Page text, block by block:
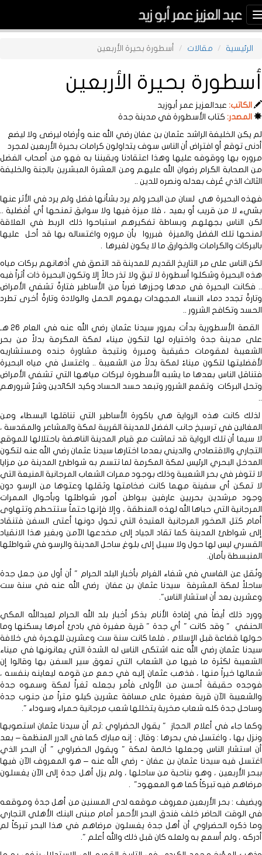
Toggle
navigation
الرئيسية مقالات أسطورة بحيرة الأربعين
أسطورة بحيرة الأربعين
الكاتب: عبدالعزيز عمر أبوزيد
المصدر: كتاب الأسطورة في مدينة جدة
لم يكن الخليفة الراشد عثمان بن عفان رضي الله عنه وأرضاه ليرضى ولا ليضع
أدنى توقع أو افتراض أن الناس سوف يتداولون كرامات بحيرة الأربعين لمجرد
مروره بها ووقوفه عليها وهذا اعتقادنا ويقيننا به فهو من أصحاب الفضل
من الصحابة الكرام رضوان الله عليهم ومن العشرة المبشرين بالجنة والخليفة
الثالث الذي عُرف بعدله ونصره للدين ..
فهذه البحيرة هي لسان من البحر ولم يرد بشأنها فضل ولم يرد في الأثر عنها
بشيء لا من قريب أو بعيد ، فلا ميزة فيها ولا سوابق تمنحها أي أفضلية ..
لكن الناس بجهلهم وبساطة تفكيرهم استباحوا ذلك الربط في العلاقة
لمنحها تلك الفضل والميزة فبرروا بأن مروره واغتساله بها قد أحل عليها
بالبركات والكرامات والخوارق ما لا يكون لغيرها .
لكن الناس على مر التاريخ القديم للمدينة قد التصق في أذهانهم بركات مياه
هذه البحيرة وشكلوا أسطورة لا تبقِ ولا تذر حالاً إلا وتكون البحيرة ذات أثراً فيه
.. فكانت البحيرة في مدها وجزرها ضرباً من الأساطير فتارةً تشفي الأمراض
وتارةً تجدد دماء النساء المجهدات بهموم الحمل والولادة وتارةً أخرى تطرد
الحسد وتكافح الشرور ..
القصة الأسطورية بدأت بمرور سيدنا عثمان رضي الله عنه في العام 26 هـ
على مدينة جدة واختياره لها لتكون ميناء لمكة المكرمة بدلاً من بحر
الشعيبة لمقومات حقيقية ومبررة ونتيجة مشاورة جنده ومستشاريه
لأفضليتها لتكون ميناءً لمكة بدلاً من الشعيبة .. واغتسل في مياه البحيرة
فتناقل الناس بعدها ما يشبه الأسطورة لبركات مياهها التي تشفي الأمراض
وتحل البركات وتقمع الشرور وتبعد حسد الحساد وكيد الكائدين وشرّ شرورهم
..
لذلك كانت هذه الرواية هي باكورة الأساطير التي تناقلها البسطاء ومن
المغالين في ترسيخ جانب الفضل للمدينة القريبة لمكة والمشاعر والمقدسة ،
لا سيما أن تلك الرواية قد تماشت مع قيام المدينة الناهضة باحتلالها للموقع
التجاري والاقتصادي والديني بعدما اختارها سيدنا عثمان رضي الله عنه لتكون
المدخل البحري الرئيس لمكة المكرمة لما تتسم به شواطئ المدينة من مزايا
لا تتوفر في بحر الشعيبة وذلك بوجود ممرات الشعاب المرجانية المنيعة التي
لا تمكن أي سفينة مهما كانت ضخامتها وثقلها وعتوها من الرسو دون
وجود مرشدين بحريين عارفين ببواطن أمور شواطئها وبأحوال الممرات
المرجانية التي حباها الله لهذه المنطقة ، وإلا فإنها حتماً ستتحطم وتتهاوى
أمام كتل الصخور المرجانية العتيدة التي تحول دونها أعتى السفن فتنقاد
إلى شواطئ المدينة كما تقاد الجياد إلى مخدعها الآمن وبغير هذا الانقياد
القسري ليس لها حول ولا سيبل إلى بلوغ ساحل المدينة والرسو في شواطئها
المنبسطة بأمان.
ونُقل عن الفاسي في شفاء الغرام بأخبار البلد الحرام " أن أول من جعل جدة
ساحلاً لمكة المشرفة سيدنا عثمان بن عفان رضي الله عنه في سنة ست
وعشرين بعد أن استشار الناس".
وورد ذلك أيضاً في إفادة الأنام بذكر أخبار بلد الله الحرام لعبدالله المكي
الحنفي " وقد كانت " أي جدة " قرية صغيرة في بادئ أمرها يسكنها وما
حولها قضاعة قبل الإسلام ، فلما كانت سنة ست وعشرين للهجرة في خلافة
سيدنا عثمان رضي الله عنه اشتكى الناس له الشدة التي يعانونها في ميناء
الشعيبة لكثرة ما فيها من الشعاب التي تعوق سير السفن بها وقالوا إن
شمالها خيراً منها ، فذهب عثمان إليه في جمع من قومه ليعاينه بنفسه ،
فوجده حقيقة أحسن من الأولى فأمر بجعله ثغراً لمكة وسموه جدة
والشعيبة الآن قرية صغيرة على مسافة عشرين كيلو متراً من جنوب جدة
وساحل جدة كله شعاب صخرية يتخللها شعب مرجانية حمراء وسوداء ".
وكما جاء في أعلام الحجاز " يقول الحضراوي :ثم أن سيدنا عثمان استصوبها
ونزل بها ، واغتسل في بحرها : وقال : إنه مبارك كما في الدرر المنظمة – بعد
أن استشار الناس وجعلها خالصة لمكة " ويقول الحضراوي " أن البحر الذي
اغتسل فيه سيدنا عثمان بن عفان - رضي الله عنه – هو المعروف الآن فيها
ببحر الأربعين ، وهو بناحية من ساحلها ، ولم يزل أهل جدة إلى الآن يغسلون
مرضاهم فيه تبركاً كما هو المعهود" .
ويضيف : بحر الأربعين معروف موقعه لدى المسنين من أهل جدة وموقعه
في الوقت الحاضر خلف فندق البحر الأحمر أمام مبنى البنك الأهلي التجاري
وما ذكره الحضراوي أن أهل جدة يغسلون مرضاهم في هذا البحر تبركاً لم
أدركه ، ولم أسمع به ولعله كان قبل ذلك والله أعلم ".